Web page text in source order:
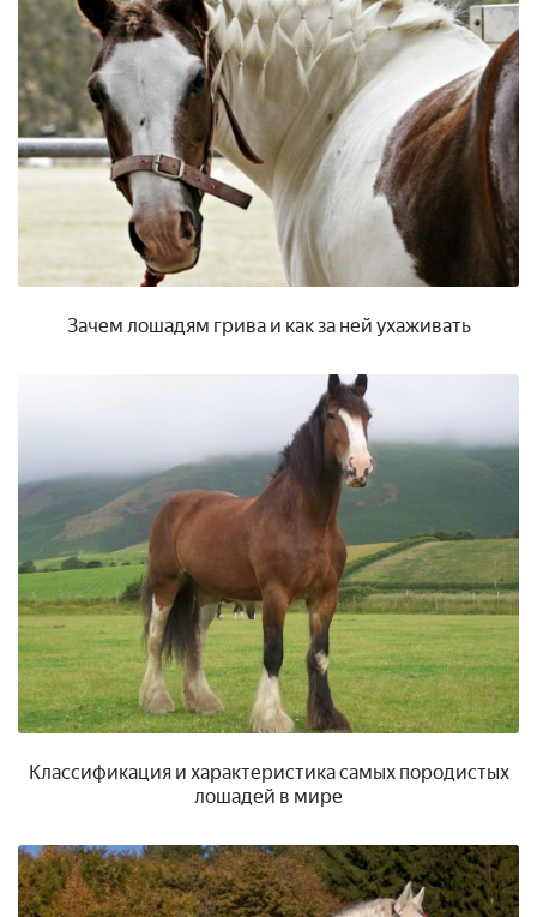
Зачем лошадям грива и как за ней ухаживать
Классификация и характеристика самых породистых
лошадей в мире